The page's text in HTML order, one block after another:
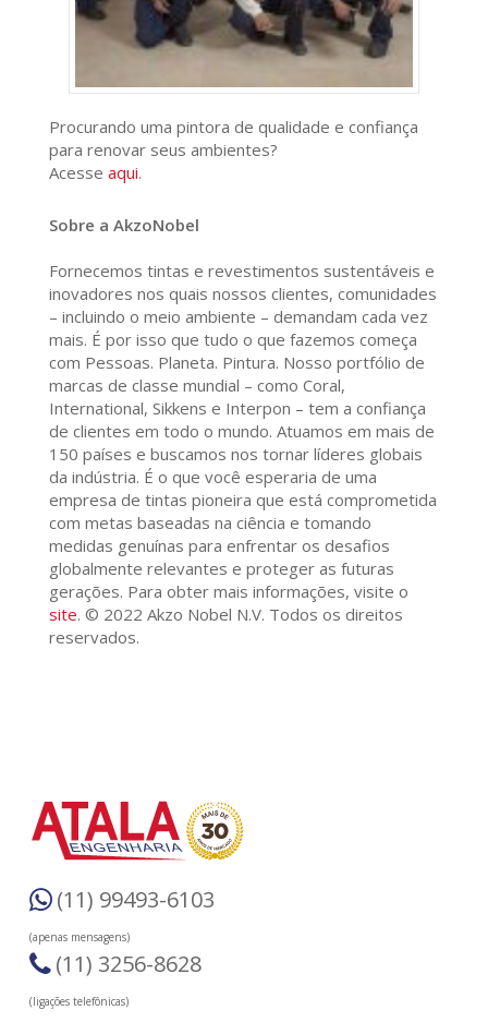
Procurando uma pintora de qualidade e confiança
para renovar seus ambientes?
Acesse aqui.
Sobre a AkzoNobel
Fornecemos tintas e revestimentos sustentáveis e
inovadores nos quais nossos clientes, comunidades
– incluindo o meio ambiente – demandam cada vez
mais. É por isso que tudo o que fazemos começa
com Pessoas. Planeta. Pintura. Nosso portfólio de
marcas de classe mundial – como Coral,
International, Sikkens e Interpon – tem a confiança
de clientes em todo o mundo. Atuamos em mais de
150 países e buscamos nos tornar líderes globais
da indústria. É o que você esperaria de uma
empresa de tintas pioneira que está comprometida
com metas baseadas na ciência e tomando
medidas genuínas para enfrentar os desafios
globalmente relevantes e proteger as futuras
gerações. Para obter mais informações, visite o
site. © 2022 Akzo Nobel N.V. Todos os direitos
reservados.
(11) 99493-6103
(apenas mensagens)
(11) 3256-8628
(ligações telefônicas)